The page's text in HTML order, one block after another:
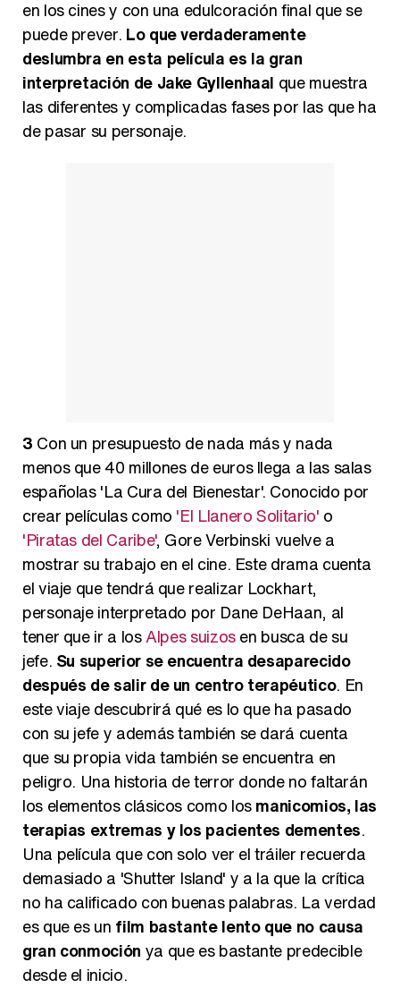
en los cines y con una edulcoración final que se
puede prever. Lo que verdaderamente
deslumbra en esta película es la gran
interpretación de Jake Gyllenhaal que muestra
las diferentes y complicadas fases por las que ha
de pasar su personaje.
3 Con un presupuesto de nada más y nada
menos que 40 millones de euros llega a las salas
españolas 'La Cura del Bienestar'. Conocido por
crear películas como 'El Llanero Solitario' o
'Piratas del Caribe', Gore Verbinski vuelve a
mostrar su trabajo en el cine. Este drama cuenta
el viaje que tendrá que realizar Lockhart,
personaje interpretado por Dane DeHaan, al
tener que ir a losAlpes suizosen busca de su
jefe. Su superior se encuentra desaparecido
después de salir de un centro terapéutico. En
este viaje descubrirá qué es lo que ha pasado
con su jefe y además también se dará cuenta
que su propia vida también se encuentra en
peligro. Una historia de terror donde no faltarán
los elementos clásicos como losmanicomios, las
terapias extremas y los pacientes dementes.
Una película que con solo ver el tráiler recuerda
demasiado a 'Shutter Island' y a la que la crítica
no ha calificado con buenas palabras. La verdad
es que es un film bastante lento que no causa
gran conmoción ya que es bastante predecible
desde el inicio.